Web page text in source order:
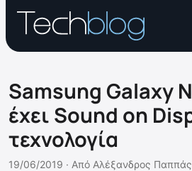
Samsung Galaxy
έχει Sound on
τεχνολογία
19/06/2019 · Από Αλέξανδρος Παππάς